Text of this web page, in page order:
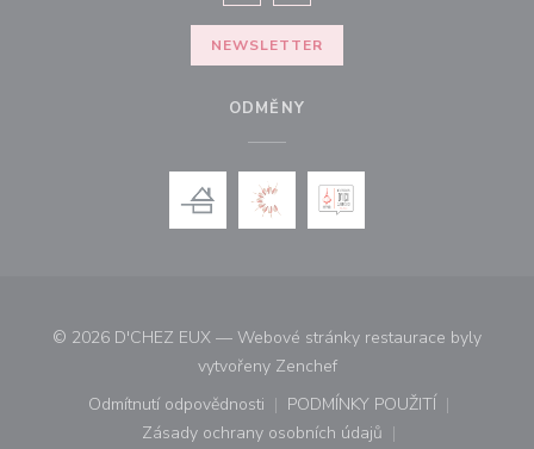
NEWSLETTER
ODMĚNY
© 2026 D'CHEZ EUX — Webové stránky restaurace byly
vytvořeny Zenchef((otevře se v novém okně))
Odmítnutí odpovědnosti
((otevře se v novém okně))
PODMÍNKY POUŽITÍ
((otevře se v novém
Zásady ochrany osobních údajů